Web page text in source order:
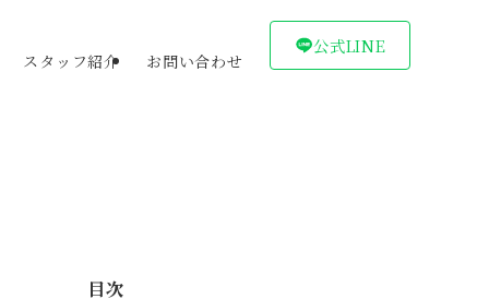
スタッフ紹介 お問い合わせ
公式LINE
目次